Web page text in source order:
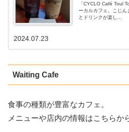
「CYCLO Café Toul
ーカルカフェ。こじん
とドリンクが楽し...
2024.07.23
Waiting Cafe
食事の種類が豊富なカフェ。
メニューや店内の情報はこちらか